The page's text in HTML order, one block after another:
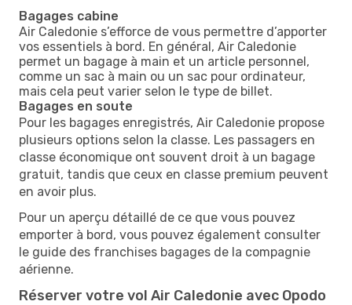
Bagages cabine
Air Caledonie s’efforce de vous permettre d’apporter
vos essentiels à bord. En général, Air Caledonie
permet un bagage à main et un article personnel,
comme un sac à main ou un sac pour ordinateur,
mais cela peut varier selon le type de billet.
Bagages en soute
Pour les bagages enregistrés, Air Caledonie propose
plusieurs options selon la classe. Les passagers en
classe économique ont souvent droit à un bagage
gratuit, tandis que ceux en classe premium peuvent
en avoir plus.
Pour un aperçu détaillé de ce que vous pouvez
emporter à bord, vous pouvez également consulter
le guide des franchises bagages de la compagnie
aérienne.
Réserver votre vol Air Caledonie avec Opodo